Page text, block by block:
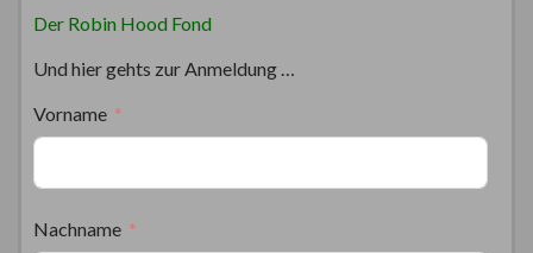
Der Robin Hood Fond
Und hier gehts zur Anmeldung …
Vorname
Nachname